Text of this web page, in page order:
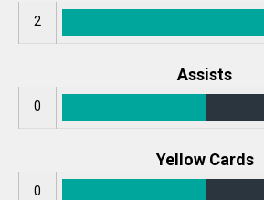
2
Assists
0
Yellow Cards
0